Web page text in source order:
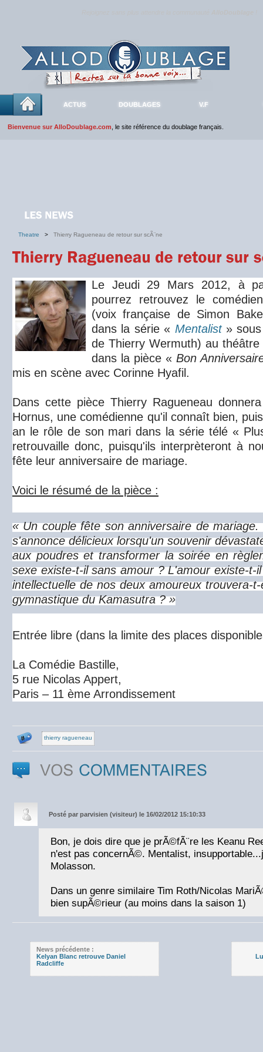
ACTUS DOUBLAGES V.F
Bienvenue sur AlloDoublage.com , le site référence du doublage français.
Theatre > Thierry Ragueneau de retour sur scÃ¨ne
Le Jeudi 29 Mars 2012, à
pourrez retrouvez le
(voix française de Simon
dans la série « Mentalist» sous
de Thierry Wermuth) au
dans la pièce « Bon
mis en scène avec Corinne Hyafil.
Dans cette pièce Thierry Ragueneau
Hornus, une comédienne qu'il connaît bien,
an le rôle de son mari dans la série télé «
retrouvaille donc, puisqu'ils interprèteront à
fête leur anniversaire de mariage.
Voici le résumé de la pièce :
« Un couple fête son anniversaire de
s'annonce délicieux lorsqu'un souvenir
aux poudres et transformer la soirée en
sexe existe-t-il sans amour ? L'amour existe-t-
intellectuelle de nos deux amoureux trouvera-
gymnastique du Kamasutra ? »
Entrée libre (dans la limite des places
La Comédie Bastille,
5 rue Nicolas Appert,
Paris – 11 ème Arrondissement
thierry ragueneau
Posté par parvisien (visiteur) le 16/02/2012 15:10:33
Bon, je dois dire que je prÃ©fÃ¨re les Keanu
n'est pas concernÃ©. Mentalist,
Molasson.
Dans un genre similaire Tim Roth/Nicolas
bien supÃ©rieur (au moins dans la saison 1)
News précédente :
Kelyan Blanc retrouve Daniel
Radcliffe